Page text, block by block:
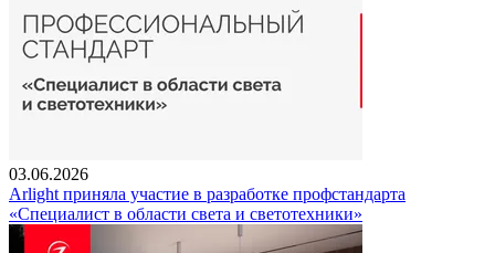
03.06.2026
Arlight приняла участие в разработке профстандарта
«Специалист в области света и светотехники»